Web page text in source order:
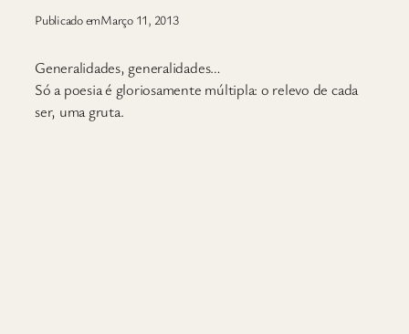
Publicado emMarço 11, 2013
Generalidades, generalidades…
Só a poesia é gloriosamente múltipla: o relevo de cada
ser, uma gruta.